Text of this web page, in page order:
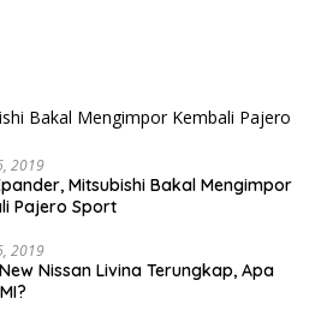
2019
Mitsubishi Bakal Mengimpor
Pajero Sport
2019
Nissan Livina Terungkap, Apa